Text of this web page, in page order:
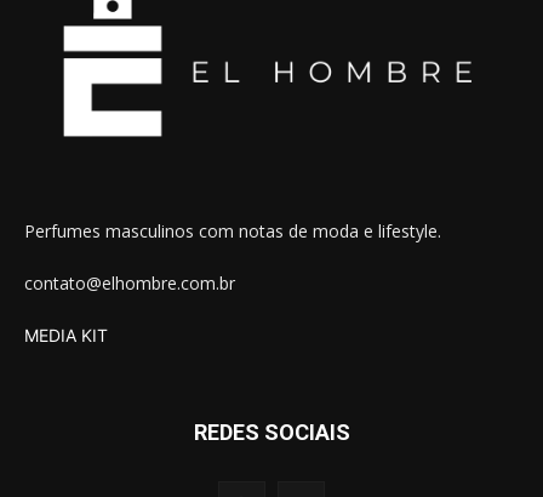
Perfumes masculinos com notas de moda e lifestyle.
contato@elhombre.com.br
MEDIA KIT
REDES SOCIAIS